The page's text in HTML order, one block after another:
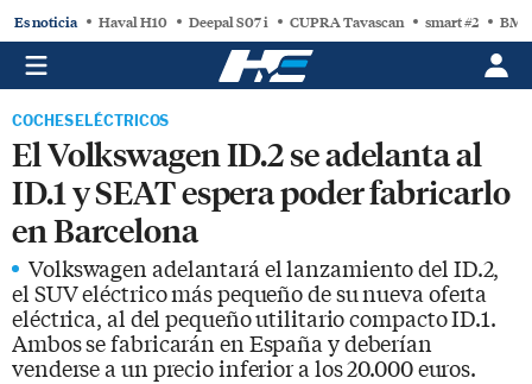
Es noticia Haval H10 Deepal S07 i CUPRA Tavascan smart #2
COCHES ELÉCTRICOS
El Volkswagen ID.2 se adelanta al
ID.1 y SEAT espera poder fabricarlo
en Barcelona
Volkswagen adelantará el lanzamiento del ID.2,
el SUV eléctrico más pequeño de su nueva oferta
eléctrica, al del pequeño utilitario compacto ID.1.
Ambos se fabricarán en España y deberían
venderse a un precio inferior a los 20.000 euros.